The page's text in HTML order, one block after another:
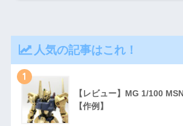
人気の記事はこれ！
1
【レビュー】MG 1/100
【作例】